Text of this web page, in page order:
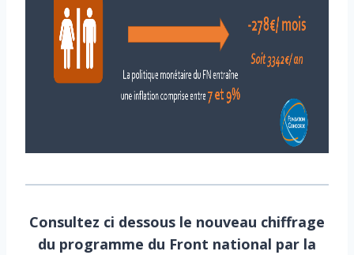
Consultez ci dessous le nouveau chiffrage
du programme du Front national par la